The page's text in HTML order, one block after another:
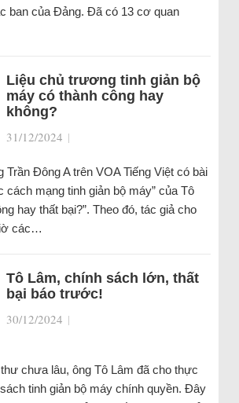
ban của Đảng. Đã có 13 cơ quan
Liệu chủ trương tinh giản bộ
máy có thành công hay
không?
31/12/2024 |
Trần Đông A trên VOA Tiếng Việt có bài
cách mạng tinh giản bộ máy” của Tô
hay thất bại?”. Theo đó, tác giả cho
các…
Tô Lâm, chính sách lớn, thất
bại báo trước!
30/12/2024 |
chưa lâu, ông Tô Lâm đã cho thực
tinh giản bộ máy chính quyền. Đây